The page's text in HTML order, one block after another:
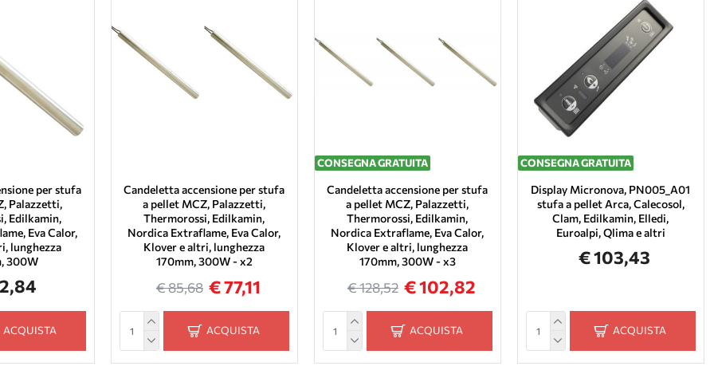
per stufa
Palazzetti,
Edilkamin,
Eva Calor,
lunghezza
300W
ACQUISTA
Candeletta accensione per stufa
a pellet MCZ, Palazzetti,
Thermorossi, Edilkamin,
Nordica Extraflame, Eva Calor,
Klover e altri, lunghezza
170mm, 300W - x2
€ 77,11
€ 85,68
ACQUISTA
CONSEGNA GRATUITA
Candeletta accensione per stufa
a pellet MCZ, Palazzetti,
Thermorossi, Edilkamin,
Nordica Extraflame, Eva Calor,
Klover e altri, lunghezza
170mm, 300W - x3
€ 102,82
€ 128,52
ACQUISTA
CONSEGNA GRATUITA
Display Micronova, PN005_A01
stufa a pellet Arca, Calecosol,
Clam, Edilkamin, Elledi,
Euroalpi, Qlima e altri
€ 103,43
ACQUISTA